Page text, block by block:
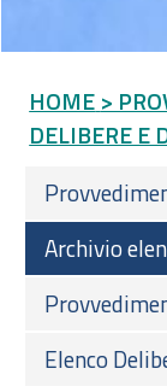
HOME >
DELIBERE E
Archivio
Elenco